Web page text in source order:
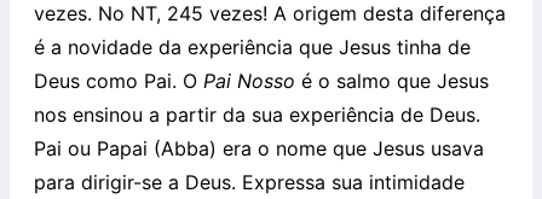
vezes. No NT, 245 vezes! A origem desta diferença
é a novidade da experiência que Jesus tinha de
Deus como Pai. O Pai Nosso é o salmo que Jesus
nos ensinou a partir da sua experiência de Deus.
Pai ou Papai (Abba) era o nome que Jesus usava
para dirigir-se a Deus. Expressa sua intimidade